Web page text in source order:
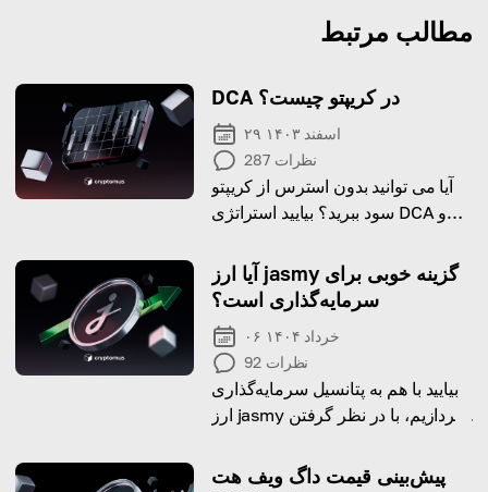
مطالب مرتبط
DCA در کریپتو چیست؟
۲۹ اسفند ۱۴۰۳
287 نظرات
آیا می توانید بدون استرس از کریپتو
سود ببرید؟ بیایید استراتژی DCA و
آیا ارز jasmy گزینه خوبی برای
سرمایه‌گذاری است؟
۰۶ خرداد ۱۴۰۴
92 نظرات
بیایید با هم به پتانسیل سرمایه‌گذاری
ارز jasmy بپردازیم، با در نظر گرفتن
ریسک‌هایی که ممکن است به عنوان
پیش‌بینی قیمت داگ ویف هت